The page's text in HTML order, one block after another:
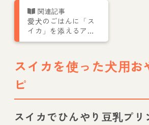
愛犬のごはんに「ス
イカ」を添えるアレ
ンジレシピ
スイカを使った犬用お
ピ
スイカでひんやり豆乳プリ